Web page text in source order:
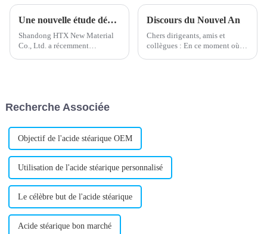
Une nouvelle étude démontre les avantages du stabilisateur de plomb composé
Shandong HTX New Material
Co., Ltd. a récemment
améliorer la stabilité
Discours du Nouvel An
Chers dirigeants, amis et
collègues : En ce moment où je
Recherche Associée
Objectif de l'acide stéarique OEM
Utilisation de l'acide stéarique personnalisé
Le célèbre but de l'acide stéarique
Acide stéarique bon marché